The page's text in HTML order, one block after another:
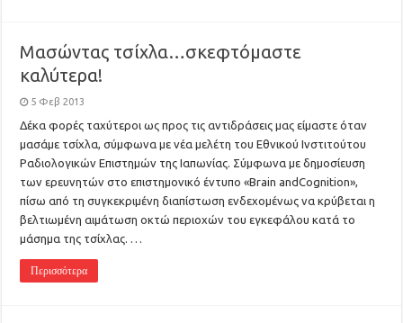
Μασώντας τσίχλα…σκεφτόμαστε
καλύτερα!
5 Φεβ 2013
Δέκα φορές ταχύτεροι ως προς τις αντιδράσεις μας είμαστε όταν
μασάμε τσίχλα, σύμφωνα με νέα μελέτη του Εθνικού Ινστιτούτου
Ραδιολογικών Επιστημών της Ιαπωνίας. Σύμφωνα με δημοσίευση
των ερευνητών στο επιστημονικό έντυπο «Brain andCognition»,
πίσω από τη συγκεκριμένη διαπίστωση ενδεχομένως να κρύβεται η
βελτιωμένη αιμάτωση οκτώ περιοχών του εγκεφάλου κατά το
μάσημα της τσίχλας. …
Περισσότερα